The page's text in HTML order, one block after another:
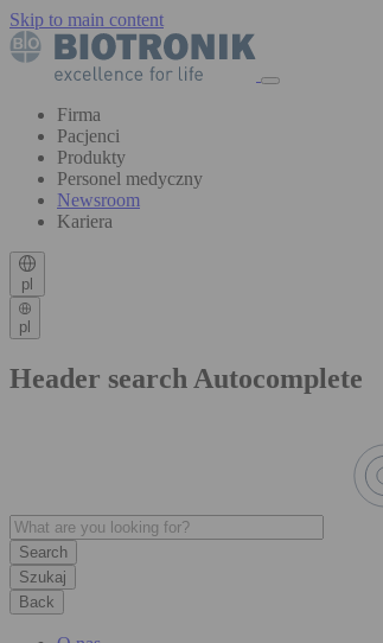
Skip to main content
Firma
Pacjenci
Produkty
Personel medyczny
Newsroom
Kariera
pl
pl
Header search Autocomplete
Szukaj
Back